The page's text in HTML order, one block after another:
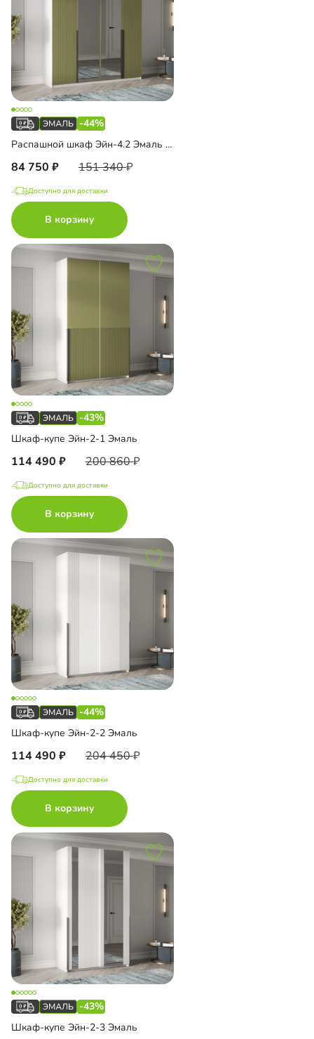
-44%
Распашной шкаф Эйн-4.2 Эмаль Декор 2 с зеркалом
84 750 151 340
Доступно для доставки
В корзину
-43%
Шкаф-купе Эйн-2-1 Эмаль
114 490 200 860
Доступно для доставки
В корзину
-44%
Шкаф-купе Эйн-2-2 Эмаль
114 490 204 450
Доступно для доставки
В корзину
-43%
Шкаф-купе Эйн-2-3 Эмаль